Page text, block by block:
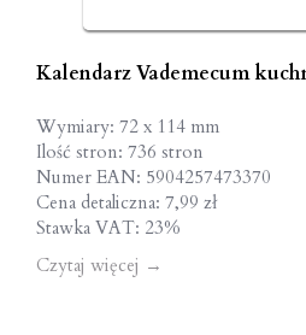
Kalendarz Vademecum
Wymiary: 72 x 114 mm
Ilość stron: 736 stron
Numer EAN: 5904257473370
Cena detaliczna: 7,99 zł
Stawka VAT: 23%
Czytaj więcej →